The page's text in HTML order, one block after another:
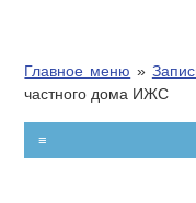
ПРИВАТИЗАЦИЯ
Главное меню »
частного дома ИЖС
≡